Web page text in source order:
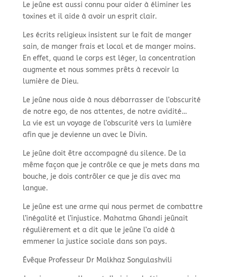
Le jeûne est aussi connu pour aider à éliminer les
toxines et il aide à avoir un esprit clair.
Les écrits religieux insistent sur le fait de manger
sain, de manger frais et local et de manger moins.
En effet, quand le corps est léger, la concentration
augmente et nous sommes prêts à recevoir la
lumière de Dieu.
Le jeûne nous aide à nous débarrasser de l’obscurité
de notre ego, de nos attentes, de notre avidité…
La vie est un voyage de l’obscurité vers la lumière
afin que je devienne un avec le Divin.
Le jeûne doit être accompagné du silence. De la
même façon que je contrôle ce que je mets dans ma
bouche, je dois contrôler ce que je dis avec ma
langue.
Le jeûne est une arme qui nous permet de combattre
l’inégalité et l’injustice. Mahatma Ghandi jeûnait
régulièrement et a dit que le jeûne l’a aidé à
emmener la justice sociale dans son pays.
Évêque Professeur Dr Malkhaz Songulashvili